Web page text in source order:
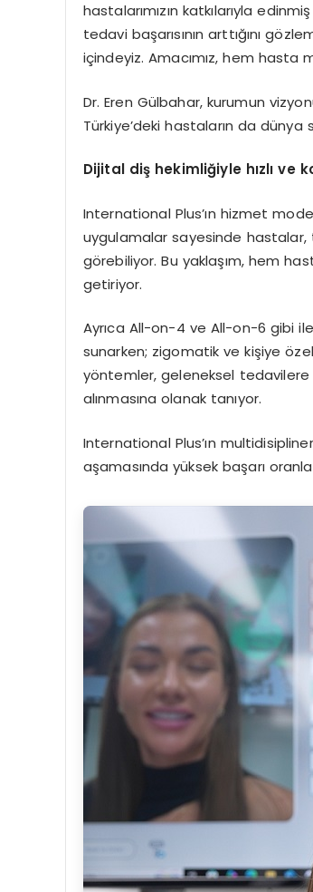
hastalarımızın katkılarıyla
tedavi başarısının arttığını
içindeyiz. Amacımız, hem hasta
Dr. Eren Gülbahar, kurumun
Türkiye’deki hastaların da
Dijital diş hekimliğiyle hızlı ve
International Plus’ın hizmet
uygulamalar sayesinde
görebiliyor. Bu yaklaşım, hem
getiriyor.
Ayrıca All-on-4 ve All-on-6 gibi
sunarken; zigomatik ve kişiye
yöntemler, geleneksel tedavilere
alınmasına olanak tanıyor.
International Plus’ın
aşamasında yüksek başarı